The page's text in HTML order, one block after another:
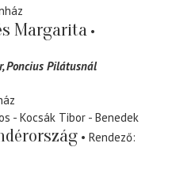
Margarita
Poncius Pilátusnál
- Kocsák Tibor - Benedek
Rendező